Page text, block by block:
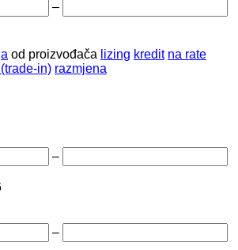
–
od proizvođača lizing kredit na rate
in) razmjena
–
–